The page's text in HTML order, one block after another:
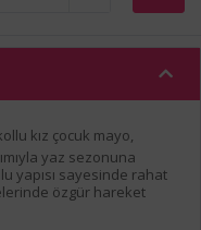
kız çocuk mayo,
yaz sezonuna
yapısı sayesinde rahat
özgür hareket